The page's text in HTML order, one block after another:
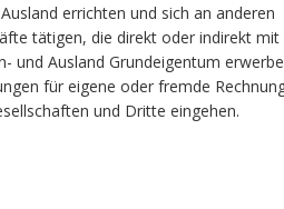
errichten und sich an anderen
tätigen, die direkt oder indirekt mit
und Ausland Grundeigentum
für eigene oder fremde
und Dritte eingehen.